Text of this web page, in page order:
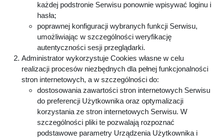
każdej podstronie Serwisu ponownie wpisywać loginu i
hasła;
poprawnej konfiguracji wybranych funkcji Serwisu,
umożliwiając w szczególności weryfikację
autentyczności sesji przeglądarki.
Administrator wykorzystuje Cookies własne w celu
realizacji procesów niezbędnych dla pełnej funkcjonalności
stron internetowych, a w szczególności do:
dostosowania zawartości stron internetowych Serwisu
do preferencji Użytkownika oraz optymalizacji
korzystania ze stron internetowych Serwisu. W
szczególności pliki te pozwalają rozpoznać
podstawowe parametry Urządzenia Użytkownika i